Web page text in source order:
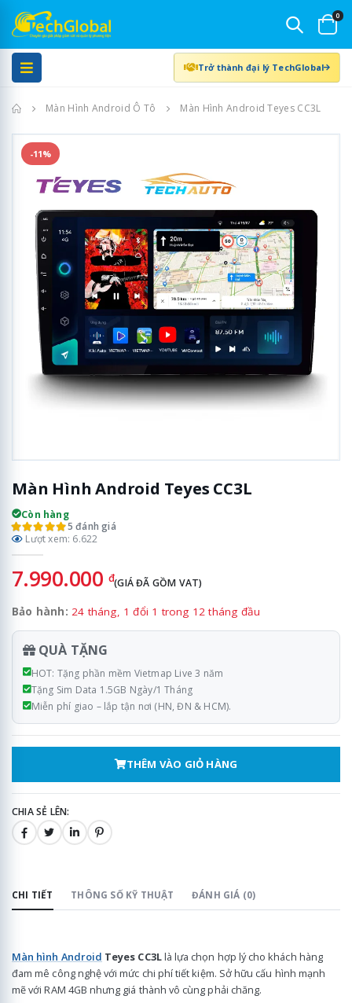
0
Trở thành đại lý TechGlobal
Trang chủMàn Hình Android Ô Tô Màn Hình Android Teyes CC3L
-11%
Màn Hình Android Teyes CC3L
Còn hàng
5 đánh giá
Lượt xem: 6.622
7.990.000 đ(GIÁ ĐÃ GỒM VAT)
Bảo hành: 24 tháng, 1 đổi 1 trong 12 tháng đầu
QUÀ TẶNG
HOT: Tặng phần mềm Vietmap Live 3 năm
Tặng Sim Data 1.5GB Ngày/1 Tháng
Miễn phí giao – lắp tận nơi (HN, ĐN & HCM).
THÊM VÀO GIỎ HÀNG
CHIA SẺ LÊN:
CHI TIẾT THÔNG SỐ KỸ THUẬT ĐÁNH GIÁ (0)
Màn hình Android Teyes CC3Llà lựa chọn hợp lý cho khách hàng
đam mê công nghệ với mức chi phí tiết kiệm. Sở hữu cấu hình mạnh
mẽ với RAM 4GB nhưng giá thành vô cùng phải chăng.